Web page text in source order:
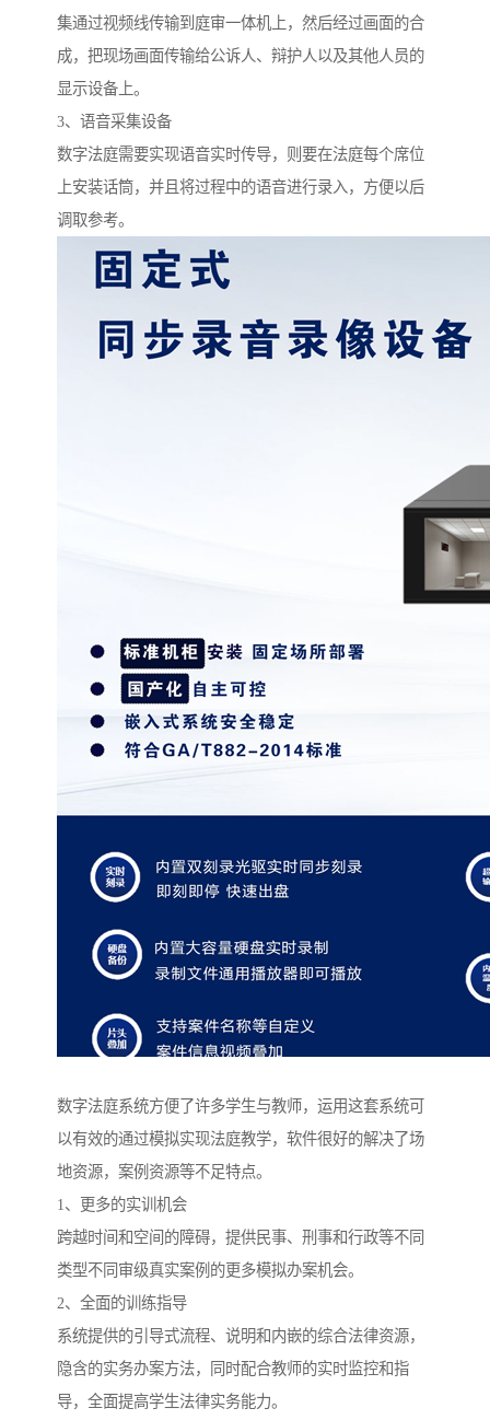
集通过视频线传输到庭审一体机上，然后经过画面的合
成，把现场画面传输给公诉人、辩护人以及其他人员的
显示设备上。
3、语音采集设备
数字法庭需要实现语音实时传导，则要在法庭每个席位
上安装话筒，并且将过程中的语音进行录入，方便以后
调取参考。
数字法庭系统方便了许多学生与教师，运用这套系统可
以有效的通过模拟实现法庭教学，软件很好的解决了场
地资源，案例资源等不足特点。
1、更多的实训机会
跨越时间和空间的障碍，提供民事、刑事和行政等不同
类型不同审级真实案例的更多模拟办案机会。
2、全面的训练指导
系统提供的引导式流程、说明和内嵌的综合法律资源，
隐含的实务办案方法，同时配合教师的实时监控和指
导，全面提高学生法律实务能力。